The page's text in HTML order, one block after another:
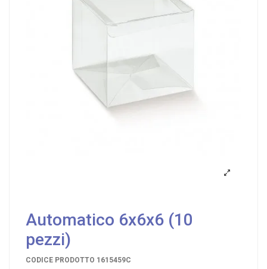
Automatico 6x6x6 (10
pezzi)
CODICE PRODOTTO 1615459C